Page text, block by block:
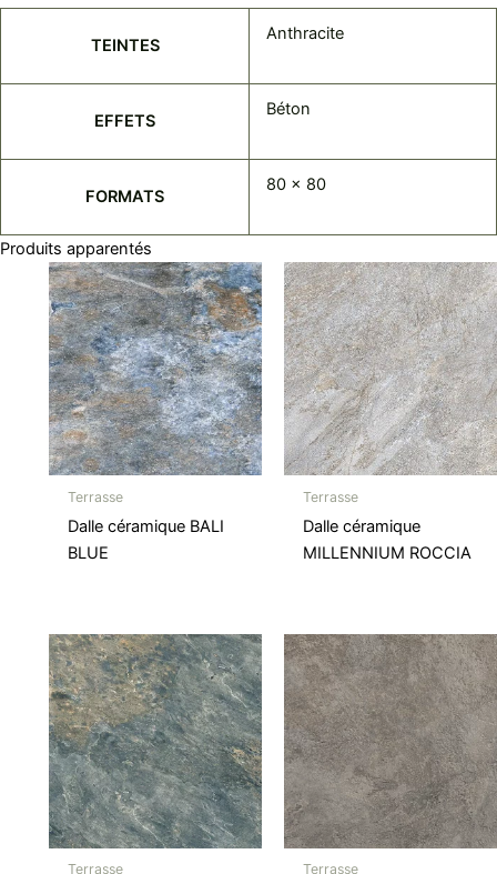
TEINTES
Anthracite
EFFETS
Béton
FORMATS
80 x 80
Produits apparentés
Terrasse
Dalle céramique BALI
BLUE
Terrasse
Dalle céramique
MILLENNIUM ROCCIA
Terrasse Terrasse